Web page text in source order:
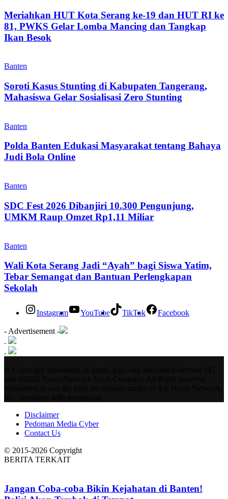
Meriahkan HUT Kota Serang ke-19 dan HUT RI ke
81, PWKS Gelar Lomba Mancing dan Tangkap
Ikan Besok
Banten
Soroti Kasus Stunting di Kabupaten Tangerang,
Mahasiswa Gelar Sosialisasi Zero Stunting
Banten
Polda Banten Edukasi Masyarakat tentang Bahaya
Judi Bola Online
Banten
SDC Fest 2026 Dibanjiri 10.300 Pengunjung,
UMKM Raup Omzet Rp1,11 Miliar
Banten
Wali Kota Serang Jadi “Ayah” bagi Siswa Yatim,
Tebar Semangat dan Bantuan Perlengkapan
Sekolah
Instagram YouTube TikTok Facebook
- Advertisement -
.
.
Disclaimer
Pedoman Media Cyber
Contact Us
© 2015-2026 Copyright
BERITA TERKAIT
Jangan Coba-coba Bikin Kejahatan di Banten!